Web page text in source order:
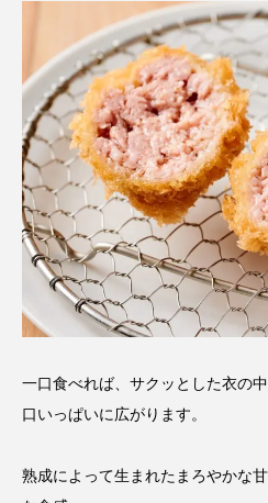
一口食べれば、サクッとした衣の
口いっぱいに広がります。
熟成によって生まれたまろやかな